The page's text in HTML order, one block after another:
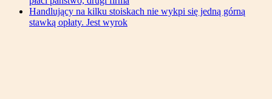
Handlujący na kilku stoiskach nie wykpi się jedną górną
stawką opłaty. Jest wyrok